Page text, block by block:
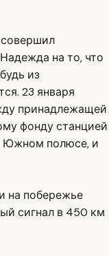
совершил
на то, что
из
23 января
принадлежащей
фонду станцией
Южном полюсе, и
на побережье
сигнал в 450 км